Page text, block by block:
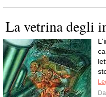
La vetrina degli
Da